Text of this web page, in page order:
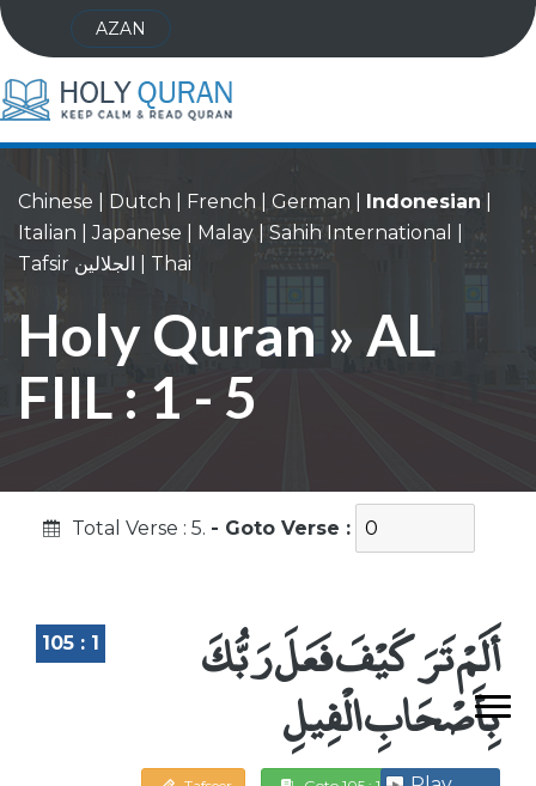
AZAN
Chinese Dutch French German Indonesian
Italian |Japanese Malay Sahih International
Tafsir الجلالين
Thai
Holy Quran » AL
FIIL : 1 - 5
Total Verse : 5. - Goto Verse :
105 : 1 أَلَمْ تَرَ كَيْفَ فَعَلَ رَبُّكَ
بِأَصْحَابِ الْفِيلِ